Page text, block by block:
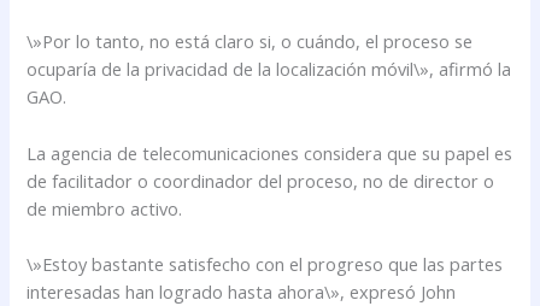
\»Por lo tanto, no está claro si, o cuándo, el proceso se
ocuparía de la privacidad de la localización móvil\», afirmó la
GAO.
La agencia de telecomunicaciones considera que su papel es
de facilitador o coordinador del proceso, no de director o
de miembro activo.
\»Estoy bastante satisfecho con el progreso que las partes
interesadas han logrado hasta ahora\», expresó John